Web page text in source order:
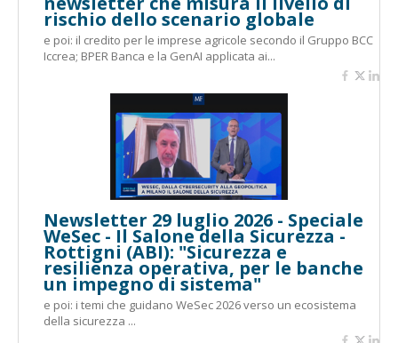
rischio dello scenario globale
e poi: il credito per le imprese agricole secondo il Gruppo BCC
Iccrea; BPER Banca e la GenAI applicata ai...
Newsletter 29 luglio 2026 - Speciale
WeSec - Il Salone della Sicurezza -
Rottigni (ABI): "Sicurezza e
resilienza operativa, per le banche
un impegno di sistema"
e poi: i temi che guidano WeSec 2026 verso un ecosistema
della sicurezza ...